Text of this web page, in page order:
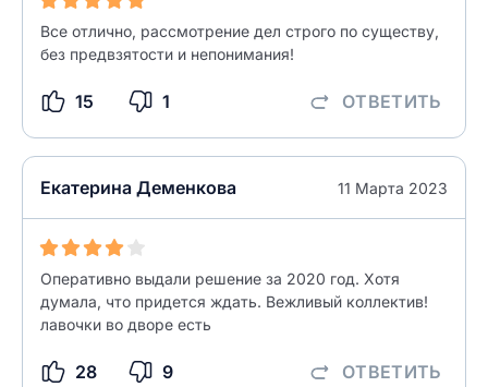
Все отлично, рассмотрение дел строго по существу,
без предвзятости и непонимания!
15 1 ОТВЕТИТЬ
Екатерина Деменкова 11 Марта 2023
Оперативно выдали решение за 2020 год. Хотя
думала, что придется ждать. Вежливый коллектив!
лавочки во дворе есть
28 9 ОТВЕТИТЬ
Введите свое имя
Текст отзыва
0/500
Введите свой номер телефона
Ответ на отзыв
Название населенного пункта
НАЙТИ МЕНЯ